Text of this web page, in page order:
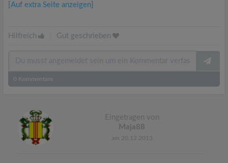
[Auf extra Seite anzeigen]
Hilfreich Gut geschrieben
0 Kommentare
Eingetragen von
Maja88
am 20.12.2013